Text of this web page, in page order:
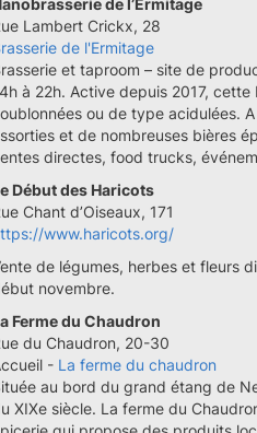
de l’Ermitage
Lambert Crickx, 28
de l'Ermitage
et taproom – site de
à 22h. Active depuis 2017,
ou de type acidulées.
et de nombreuses bières
directes, food trucks,
Début des Haricots
Chant d’Oiseaux, 171
www.haricots.org/
de légumes, herbes et fleurs
novembre.
Ferme du Chaudron
du Chaudron, 20-30
- La ferme du chaudron
au bord du grand étang de
XIXe siècle. La ferme du